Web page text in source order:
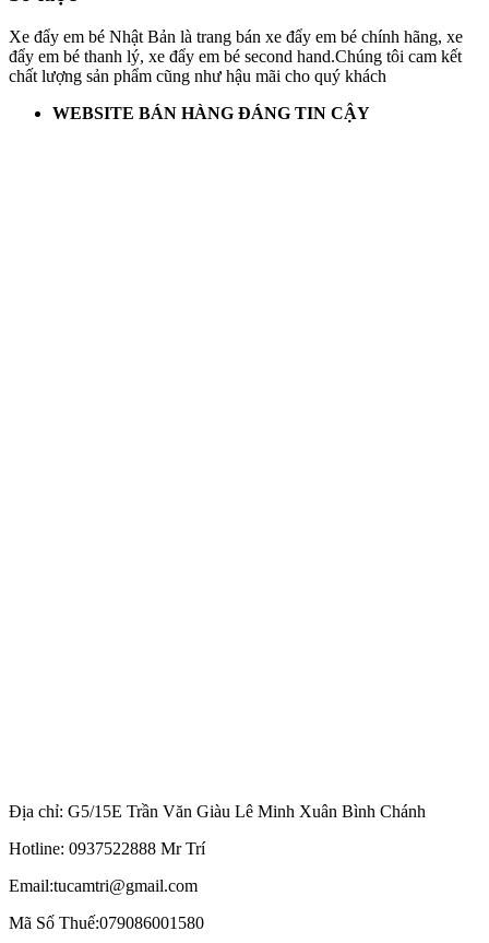
Xe đẩy em bé Nhật Bản là trang bán xe đẩy em bé chính hãng, xe
đẩy em bé thanh lý, xe đẩy em bé second hand.Chúng tôi cam kết
chất lượng sản phẩm cũng như hậu mãi cho quý khách
WEBSITE BÁN HÀNG ĐÁNG TIN CẬY
Địa chỉ: G5/15E Trần Văn Giàu Lê Minh Xuân Bình Chánh
Hotline: 0937522888 Mr Trí
Email:tucamtri@gmail.com
Mã Số Thuế:079086001580